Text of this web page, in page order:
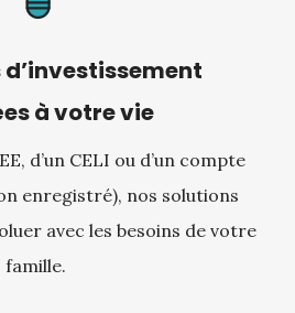
d’investissement
à votre vie
d’un CELI ou d’un compte
enregistré), nos solutions
avec les besoins de votre
famille.